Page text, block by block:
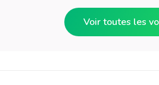
Voir toutes les